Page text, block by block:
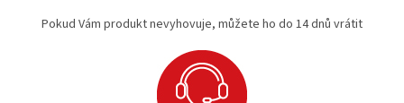
Pokud Vám produkt nevyhovuje, můžete ho do 14 dnů vrátit